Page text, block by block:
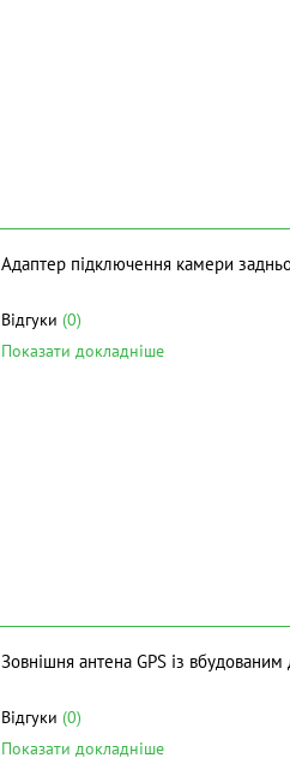
Адаптер підключення камери
Відгуки (0)
Показати докладніше
Зовнішня антена GPS із
Відгуки (0)
Показати докладніше